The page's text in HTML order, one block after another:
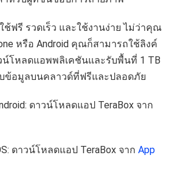
ช้ฟรี รวดเร็ว และใช้งานง่าย ไม่ว่าคุณ
หรือ Android คุณก็สามารถใช้ลิงค์
น์โหลดแอพพลิเคชันและรับพื้นที่ 1 TB
บข้อมูลบนคลาวด์ที่ฟรีและปลอดภัย
ดาวน์โหลดแอป TeraBox จาก
ดาวน์โหลดแอป TeraBox จากApp